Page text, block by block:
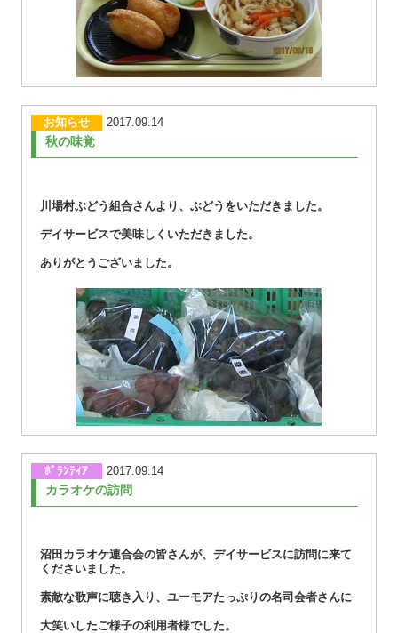
お知らせ 2017.09.14
秋の味覚
川場村ぶどう組合さんより、ぶどうをいただきました。
デイサービスで美味しくいただきました。
ありがとうございました。
ﾎﾞﾗﾝﾃｨｱ 2017.09.14
カラオケの訪問
沼田カラオケ連合会の皆さんが、デイサービスに訪問に来て
くださいました。
素敵な歌声に聴き入り、ユーモアたっぷりの名司会者さんに
大笑いしたご様子の利用者様でした。